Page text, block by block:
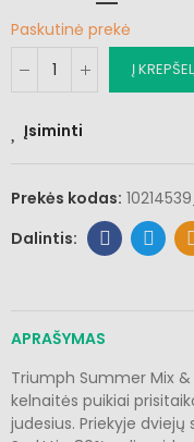
Paskutinė prekė
Į
Įsiminti
Prekės kodas:
APRAŠYMAS
Triumph Summer Mix
kelnaitės puikiai
judesius. Priekyje dviejų